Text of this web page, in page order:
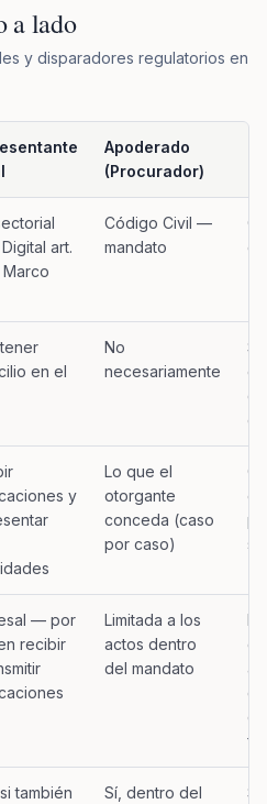
a lado
y disparadores regulatorios en
Apoderado
(Procurador)
Digital art.
Marco
Código Civil —
mandato
en el
No
necesariamente
Sí
y
Lo que el
otorgante
conceda (caso
por caso)
— por
recibir
Limitada a los
actos dentro
del mandato
también Sí, dentro del